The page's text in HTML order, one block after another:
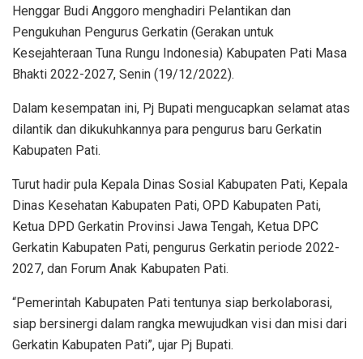
Henggar Budi Anggoro menghadiri Pelantikan dan
Pengukuhan Pengurus Gerkatin (Gerakan untuk
Kesejahteraan Tuna Rungu Indonesia) Kabupaten Pati Masa
Bhakti 2022-2027, Senin (19/12/2022).
Dalam kesempatan ini, Pj Bupati mengucapkan selamat atas
dilantik dan dikukuhkannya para pengurus baru Gerkatin
Kabupaten Pati.
Turut hadir pula Kepala Dinas Sosial Kabupaten Pati, Kepala
Dinas Kesehatan Kabupaten Pati, OPD Kabupaten Pati,
Ketua DPD Gerkatin Provinsi Jawa Tengah, Ketua DPC
Gerkatin Kabupaten Pati, pengurus Gerkatin periode 2022-
2027, dan Forum Anak Kabupaten Pati.
“Pemerintah Kabupaten Pati tentunya siap berkolaborasi,
siap bersinergi dalam rangka mewujudkan visi dan misi dari
Gerkatin Kabupaten Pati”, ujar Pj Bupati.